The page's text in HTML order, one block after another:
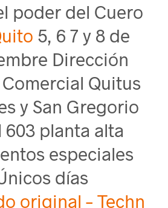
poder del Cuero
5, 6 7 y 8 de
Dirección
Quitus
y San Gregorio
603 planta alta
especiales
días
original – Techn